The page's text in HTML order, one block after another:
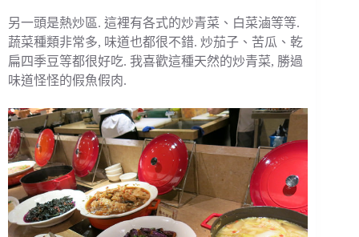
另一頭是熱炒區. 這裡有各式的炒青菜、白菜滷等等.
蔬菜種類非常多, 味道也都很不錯. 炒茄子、苦瓜、乾
扁四季豆等都很好吃. 我喜歡這種天然的炒青菜, 勝過
味道怪怪的假魚假肉.